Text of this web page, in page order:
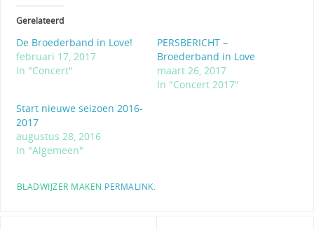
Gerelateerd
De Broederband in Love!
februari 17, 2017
In "Concert"
PERSBERICHT –
Broederband in Love
maart 26, 2017
In "Concert 2017"
Start nieuwe seizoen 2016-
2017
augustus 28, 2016
In "Algemeen"
BLADWIJZER MAKEN PERMALINK.